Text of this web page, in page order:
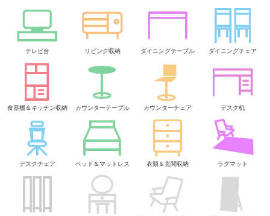
テレビ台 リビング収納 ダイニングテーブル ダイニングチェア
食器棚＆キッチン収納 カウンターテーブル カウンターチェア デスク机
デスクチェア ベッド＆マットレス 衣類＆玄関収納 ラグマット